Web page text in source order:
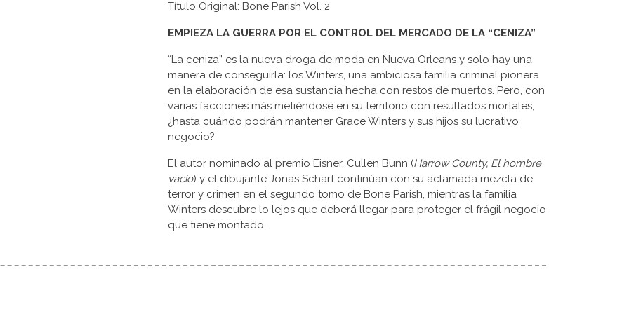
Título Original: Bone Parish Vol. 2
EMPIEZA LA GUERRA POR EL CONTROL DEL MERCADO DE LA “CENIZA”
“La ceniza” es la nueva droga de moda en Nueva Orleans y solo hay una
manera de conseguirla: los Winters, una ambiciosa familia criminal pionera
en la elaboración de esa sustancia hecha con restos de muertos. Pero, con
varias facciones más metiéndose en su territorio con resultados mortales,
¿hasta cuándo podrán mantener Grace Winters y sus hijos su lucrativo
negocio?
El autor nominado al premio Eisner, Cullen Bunn (Harrow County, El hombre
vacío) y el dibujante Jonas Scharf continúan con su aclamada mezcla de
terror y crimen en el segundo tomo de Bone Parish, mientras la familia
Winters descubre lo lejos que deberá llegar para proteger el frágil negocio
que tiene montado.